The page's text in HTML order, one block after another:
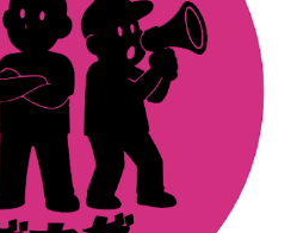
ないことも重々理解をしているつ
して間違ってもいなかったのだな
に感謝してしまう日々。その輪
ここからも更に大きくなってい
るだけ続けよう。昔ある人に言わ
』とか言うがあれは嘘や。ほんま
ことは力なり』なんや」。これ、